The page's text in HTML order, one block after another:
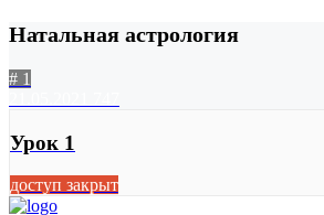
Натальная астрология
# 1
Урок 1
доступ закрыт